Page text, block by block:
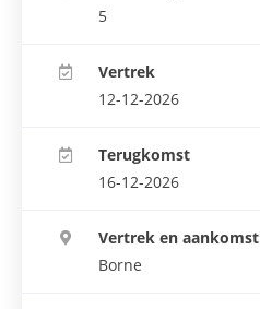
5
Vertrek
12-12-2026
Terugkomst
16-12-2026
Vertrek en aankomst
Borne